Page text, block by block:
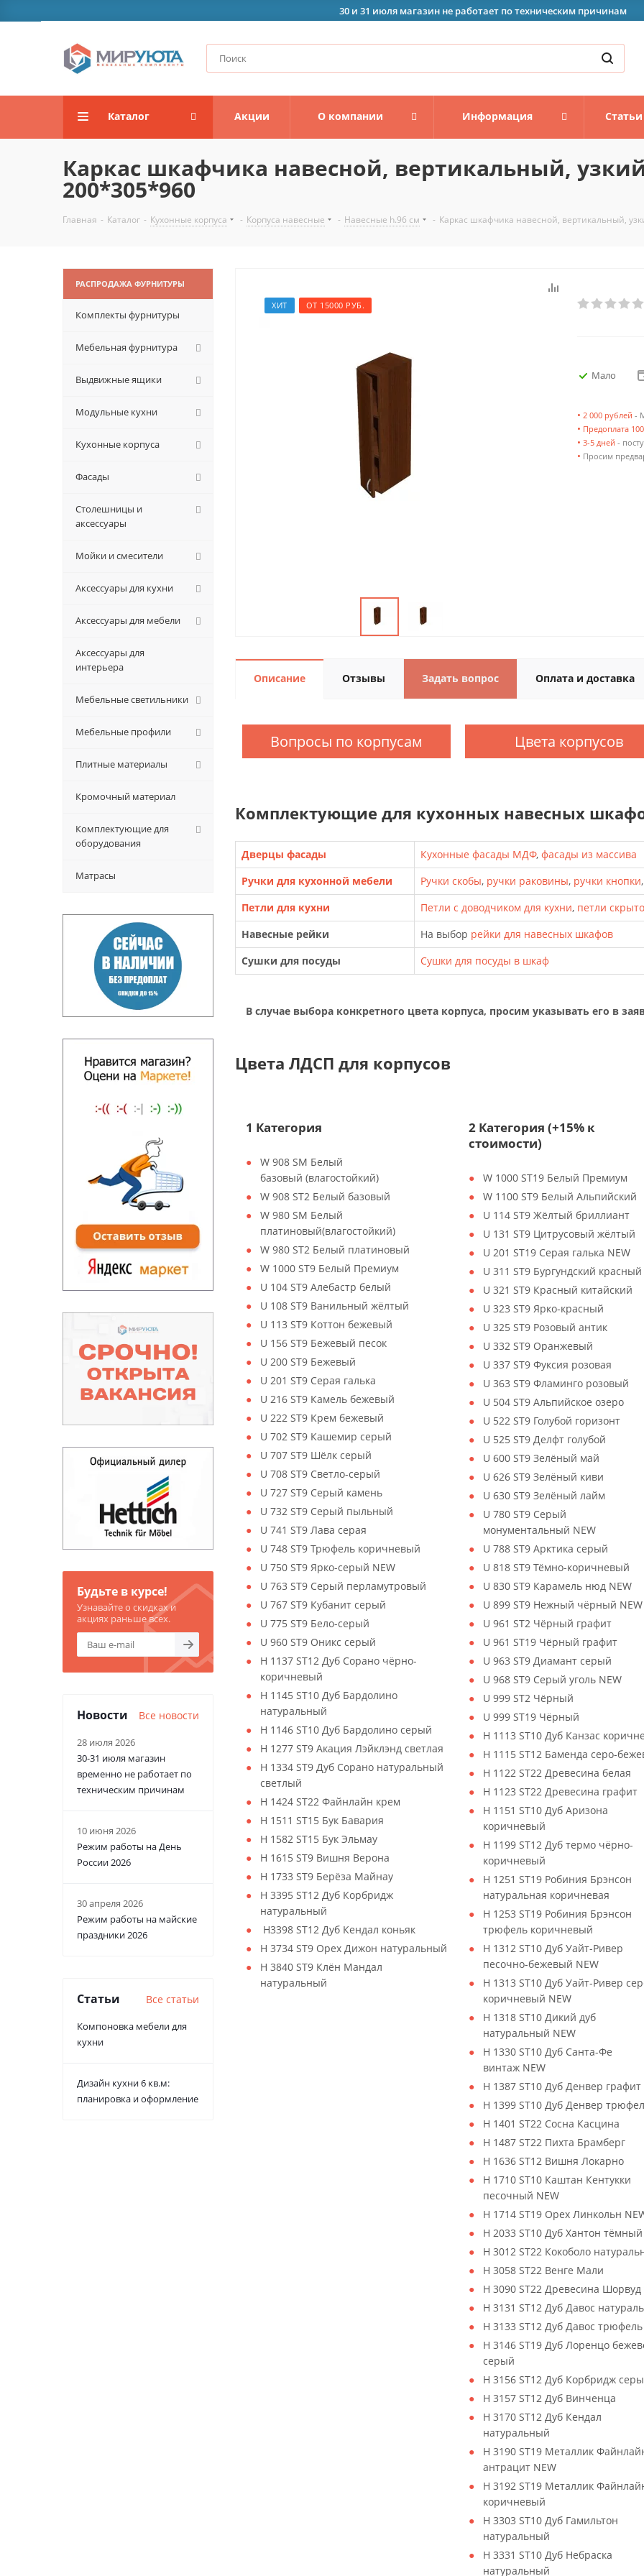
30 и 31 июля магазин не работает по техническим причинам
Каталог Акции О компании Информация Статьи
Каркас шкафчика навесной, вертикальный,
200*305*960
Главная - Каталог - Кухонные корпуса - Корпуса навесные - Навесные h.96 см - Каркас шкафчика навесной, вертикальный,
ХИТ ОТ 15000 РУБ.
Мало
• 2 000 рублей -
• Предоплата
• 3-5 дней -
• Просим
Описание Отзывы Задать вопрос Оплата и доставка
Вопросы по корпусам Цвета корпусов
Комплектующие для кухонных навесных
Дверцы фасады Кухонные фасады МДФ, фасады из массива
Ручки для кухонной мебели
Ручки скобы, ручки раковины, ручки кнопки,
Петли для кухни
Петли с доводчиком для кухни, петли
Навесные рейки
На выбор рейки для навесных шкафов
Сушки для посуды
Сушки для посуды в шкаф
В случае выбора конкретного цвета корпуса, просим указывать его в
Цвета ЛДСП для корпусов
1 Категория
W 908 SM Белый
базовый (влагостойкий)
W 908 ST2 Белый базовый
W 980 SM Белый
платиновый(влагостойкий)
W 980 ST2 Белый платиновый
W 1000 ST9 Белый Премиум
U 104 ST9 Алебастр белый
U 108 ST9 Ванильный жёлтый
U 113 ST9 Коттон бежевый
U 156 ST9 Бежевый песок
U 200 ST9 Бежевый
U 201 ST9 Серая галька
U 216 ST9 Камель бежевый
U 222 ST9 Крем бежевый
U 702 ST9 Кашемир серый
U 707 ST9 Шёлк серый
U 708 ST9 Светло-серый
U 727 ST9 Серый камень
U 732 ST9 Серый пыльный
U 741 ST9 Лава серая
U 748 ST9 Трюфель коричневый
U 750 ST9 Ярко-серый NEW
U 763 ST9 Серый перламутровый
U 767 ST9 Кубанит серый
U 775 ST9 Бело-серый
U 960 ST9 Оникс серый
H 1137 ST12 Дуб Сорано чёрно-
коричневый
H 1145 ST10 Дуб Бардолино
натуральный
H 1146 ST10 Дуб Бардолино серый
H 1277 ST9 Акация Лэйклэнд светлая
H 1334 ST9 Дуб Сорано натуральный
светлый
H 1424 ST22 Файнлайн крем
H 1511 ST15 Бук Бавария
H 1582 ST15 Бук Эльмау
H 1615 ST9 Вишня Верона
H 1733 ST9 Берёза Майнау
H 3395 ST12 Дуб Корбридж
натуральный
H3398 ST12 Дуб Кендал коньяк
H 3734 ST9 Орех Дижон натуральный
H 3840 ST9 Клён Мандал
натуральный
2 Категория (+15% к
стоимости)
W 1000 ST19 Белый Премиум
W 1100 ST9 Белый Альпийский
U 114 ST9 Жёлтый бриллиант
U 131 ST9 Цитрусовый жёлтый
U 201 ST19 Серая галька NEW
U 311 ST9 Бургундский красный
U 321 ST9 Красный китайский
U 323 ST9 Ярко-красный
U 325 ST9 Розовый антик
U 332 ST9 Оранжевый
U 337 ST9 Фуксия розовая
U 363 ST9 Фламинго розовый
U 504 ST9 Альпийское озеро
U 522 ST9 Голубой горизонт
U 525 ST9 Делфт голубой
U 600 ST9 Зелёный май
U 626 ST9 Зелёный киви
U 630 ST9 Зелёный лайм
U 780 ST9 Серый
монументальный NEW
U 788 ST9 Арктика серый
U 818 ST9 Тёмно-коричневый
U 830 ST9 Карамель нюд NEW
U 899 ST9 Нежный чёрный NEW
U 961 ST2 Чёрный графит
U 961 ST19 Чёрный графит
U 963 ST9 Диамант серый
U 968 ST9 Серый уголь NEW
U 999 ST2 Чёрный
U 999 ST19 Чёрный
H 1113 ST10 Дуб Канзас
H 1115 ST12 Баменда серо-
H 1122 ST22 Древесина белая
H 1123 ST22 Древесина графит
H 1151 ST10 Дуб Аризона
коричневый
H 1199 ST12 Дуб термо чёрно-
коричневый
H 1251 ST19 Робиния Брэнсон
натуральная коричневая
H 1253 ST19 Робиния Брэнсон
трюфель коричневый
H 1312 ST10 Дуб Уайт-Ривер
песочно-бежевый NEW
H 1313 ST10 Дуб Уайт-Ривер
коричневый NEW
H 1318 ST10 Дикий дуб
натуральный NEW
H 1330 ST10 Дуб Санта-Фе
винтаж NEW
H 1387 ST10 Дуб Денвер графит
H 1399 ST10 Дуб Денвер
H 1401 ST22 Сосна Касцина
H 1487 ST22 Пихта Брамберг
H 1636 ST12 Вишня Локарно
H 1710 ST10 Каштан Кентукки
песочный NEW
H 1714 ST19 Орех Линкольн
H 2033 ST10 Дуб Хантон тёмный
H 3012 ST22 Кокоболо
H 3058 ST22 Венге Мали
H 3090 ST22 Древесина Шорвуд
H 3131 ST12 Дуб Давос
H 3133 ST12 Дуб Давос трюфель
H 3146 ST19 Дуб Лоренцо
серый
H 3156 ST12 Дуб Корбридж
H 3157 ST12 Дуб Винченца
H 3170 ST12 Дуб Кендал
натуральный
H 3190 ST19 Металлик
антрацит NEW
H 3192 ST19 Металлик
коричневый
H 3303 ST10 Дуб Гамильтон
натуральный
H 3331 ST10 Дуб Небраска
натуральный
РАСПРОДАЖА ФУРНИТУРЫ
Комплекты фурнитуры
Мебельная фурнитура
Выдвижные ящики
Модульные кухни
Кухонные корпуса
Фасады
Столешницы и
аксессуары
Мойки и смесители
Аксессуары для кухни
Аксессуары для мебели
Аксессуары для
интерьера
Мебельные светильники
Мебельные профили
Плитные материалы
Кромочный материал
Комплектующие для
оборудования
Матрасы
Будьте в курсе!
Узнавайте о скидках и
акциях раньше всех.
Новости Все новости
28 июля 2026
30-31 июля магазин
временно не работает по
техническим причинам
10 июня 2026
Режим работы на День
России 2026
30 апреля 2026
Режим работы на майские
праздники 2026
Статьи Все статьи
Компоновка мебели для
кухни
Дизайн кухни 6 кв.м:
планировка и оформление